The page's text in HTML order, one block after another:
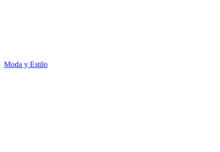
Moda y Estilo